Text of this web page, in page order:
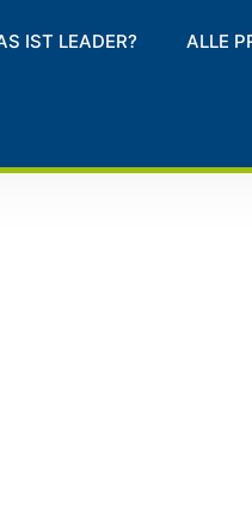
IST LEADER? ALLE